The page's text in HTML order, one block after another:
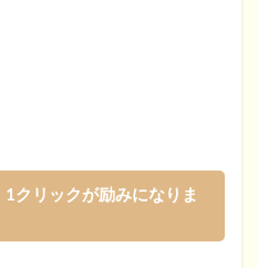
クリックが励みになりま